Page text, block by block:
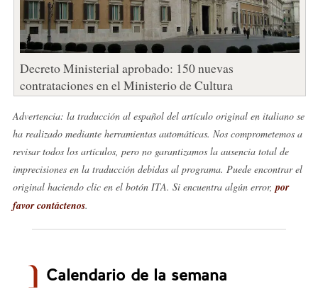
Decreto Ministerial aprobado: 150 nuevas
contrataciones en el Ministerio de Cultura
Advertencia: la traducción al español del artículo original en italiano se
ha realizado mediante herramientas automáticas. Nos comprometemos a
revisar todos los artículos, pero no garantizamos la ausencia total de
imprecisiones en la traducción debidas al programa. Puede encontrar el
original haciendo clic en el botón ITA. Si encuentra algún error, por
favor contáctenos.
Calendario de la semana